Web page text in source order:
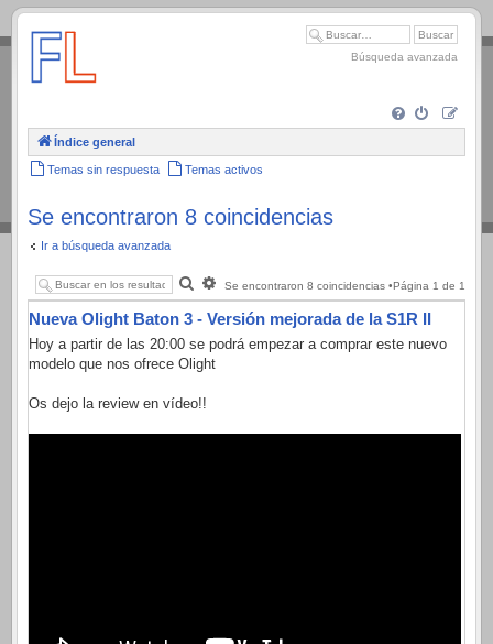
.
Búsqueda avanzada
Índice general
Temas sin respuesta Temas activos
Se encontraron 8 coincidencias
Ir a búsqueda avanzada
BuscarBúsqueda
avanzada
Se encontraron 8 coincidencias •Página 1 de 1
Nueva Olight Baton 3 - Versión mejorada de la S1R II
Hoy a partir de las 20:00 se podrá empezar a comprar este nuevo
modelo que nos ofrece Olight
Os dejo la review en vídeo!!